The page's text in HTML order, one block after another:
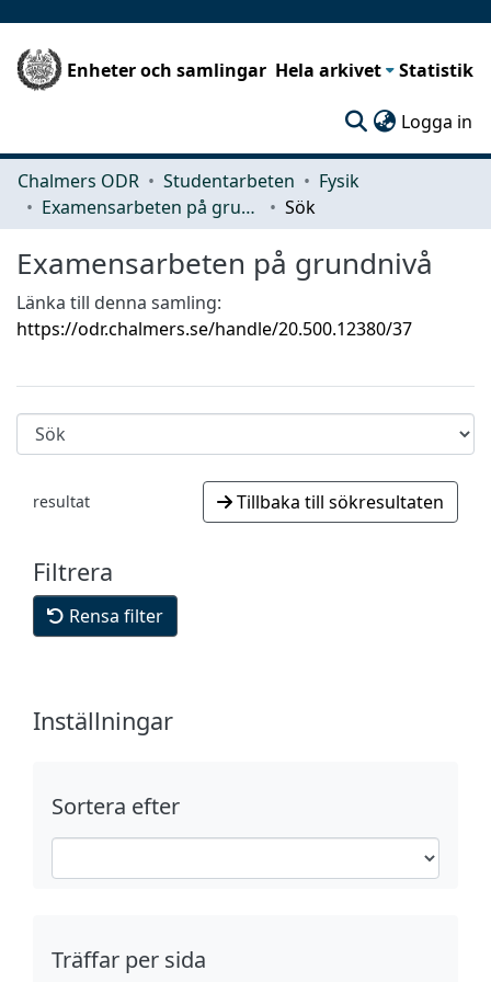
Enheter och samlingar Hela arkivet Statistik
Logga in
Chalmers ODR Studentarbeten
Fysik
Examensarbeten på grundnivå
Sök
Examensarbeten på grundnivå
Länka till denna samling:
https://odr.chalmers.se/handle/20.500.12380/37
resultat Tillbaka till sökresultaten
Filtrera
Rensa filter
Inställningar
Sortera efter
Träffar per sida